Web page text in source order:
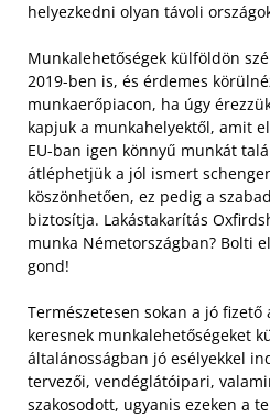
helyezkedni olyan távoli
Munkalehetőségek külföldön
2019-ben is, és érdemes
munkaerőpiacon, ha úgy
kapjuk a munkahelyektől, amit
EU-ban igen könnyű munkát
átléphetjük a jól ismert
köszönhetően, ez pedig a
biztosítja. Lakástakarítás
munka Németországban? Bolti
gond!
Természetesen sokan a jó
keresnek munkalehetőségeket
általánosságban jó esélyekkel
tervezői, vendéglátóipari,
szakosodott, ugyanis ezeken a